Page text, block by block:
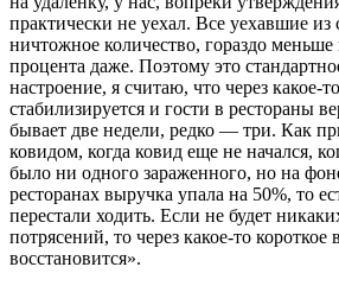
практически не уехал. Все уехавшие
ничтожное количество, гораздо меньше
процента даже. Поэтому это
настроение, я считаю, что через какое-
стабилизируется и гости в рестораны
бывает две недели, редко — три. Как
ковидом, когда ковид еще не начался,
было ни одного зараженного, но на
ресторанах выручка упала на 50%, то
перестали ходить. Если не будет
потрясений, то через какое-то
восстановится».